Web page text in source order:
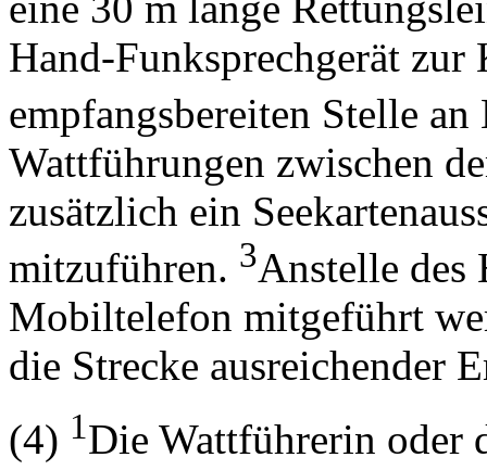
Hand-Funksprechgerät
empfangsbereiten Stelle
Wattführungen zwischen
zusätzlich ein
mitzuführen. 3Anstelle des
Mobiltelefon mitgeführt
die Strecke ausreichender
(4) 1Die Wattführerin oder